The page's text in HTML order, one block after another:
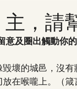
主，
意及圈出觸動你
壞的城邑，沒有
在喉嚨上。（箴